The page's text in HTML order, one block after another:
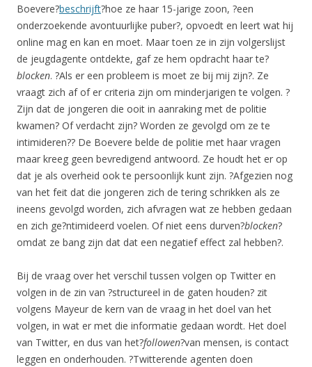
Boevere?beschrijft?hoe ze haar 15-jarige zoon, ?een
onderzoekende avontuurlijke puber?, opvoedt en leert wat hij
online mag en kan en moet. Maar toen ze in zijn volgerslijst
de jeugdagente ontdekte, gaf ze hem opdracht haar te?
blocken. ?Als er een probleem is moet ze bij mij zijn?. Ze
vraagt zich af of er criteria zijn om minderjarigen te volgen. ?
Zijn dat de jongeren die ooit in aanraking met de politie
kwamen? Of verdacht zijn? Worden ze gevolgd om ze te
intimideren?? De Boevere belde de politie met haar vragen
maar kreeg geen bevredigend antwoord. Ze houdt het er op
dat je als overheid ook te persoonlijk kunt zijn. ?Afgezien nog
van het feit dat die jongeren zich de tering schrikken als ze
ineens gevolgd worden, zich afvragen wat ze hebben gedaan
en zich ge?ntimideerd voelen. Of niet eens durven?blocken?
omdat ze bang zijn dat dat een negatief effect zal hebben?.
Bij de vraag over het verschil tussen volgen op Twitter en
volgen in de zin van ?structureel in de gaten houden? zit
volgens Mayeur de kern van de vraag in het doel van het
volgen, in wat er met die informatie gedaan wordt. Het doel
van Twitter, en dus van het?followen?van mensen, is contact
leggen en onderhouden. ?Twitterende agenten doen